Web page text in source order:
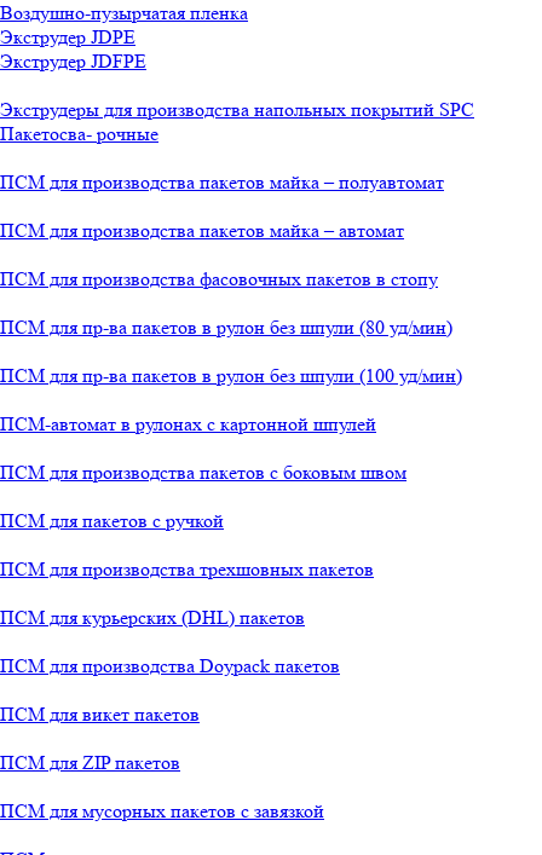
Воздушно-пузырчатая пленка
Экструдер JDPE
Экструдер JDFPE
Экструдеры для производства напольных покрытий SPC
Пакетосва- рочные
ПСМ для производства пакетов майка – полуавтомат
ПСМ для производства пакетов майка – автомат
ПСМ для производства фасовочных пакетов в стопу
ПСМ для пр-ва пакетов в рулон без шпули (80 уд/мин)
ПСМ для пр-ва пакетов в рулон без шпули (100 уд/мин)
ПСМ-автомат в рулонах с картонной шпулей
ПСМ для производства пакетов с боковым швом
ПСМ для пакетов с ручкой
ПСМ для производства трехшовных пакетов
ПСМ для курьерских (DHL) пакетов
ПСМ для производства Doypack пакетов
ПСМ для викет пакетов
ПСМ для ZIP пакетов
ПСМ для мусорных пакетов с завязкой